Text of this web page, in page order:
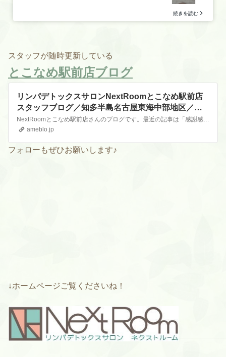
スタッフが随時更新している
とこなめ駅前店ブログ
リンパデトックスサロンNextRoomとこなめ駅前店
スタッフブログ／知多半島名古屋東海中部地区／愛
知県常滑市のエステサロン
NextRoomとこなめ駅前店さんのブログです。最近の記事は「感謝感激⭐︎いただきものとお仕事♪（画像あり）」です。
ameblo.jp
フォローもぜひお願いします♪
↓ホームページご覧くださいね！